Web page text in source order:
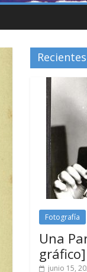
Recientes
Fotografía
Una
gráfico]
junio 15,